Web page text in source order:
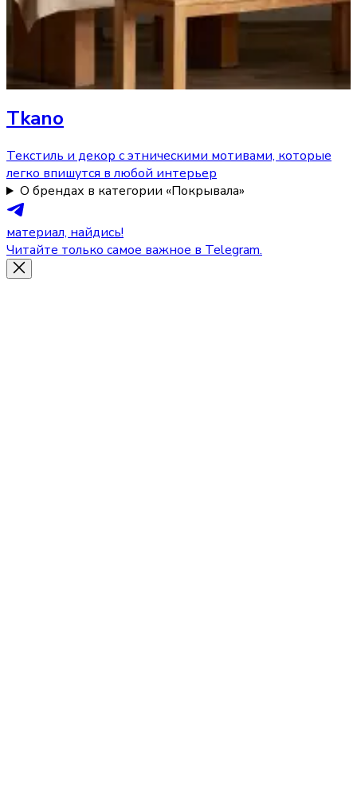
Tkano
Текстиль и декор с этническими мотивами, которые
легко впишутся в любой интерьер
О брендах в категории «Покрывала»
материал, найдись!
Читайте только самое важное в Telegram.